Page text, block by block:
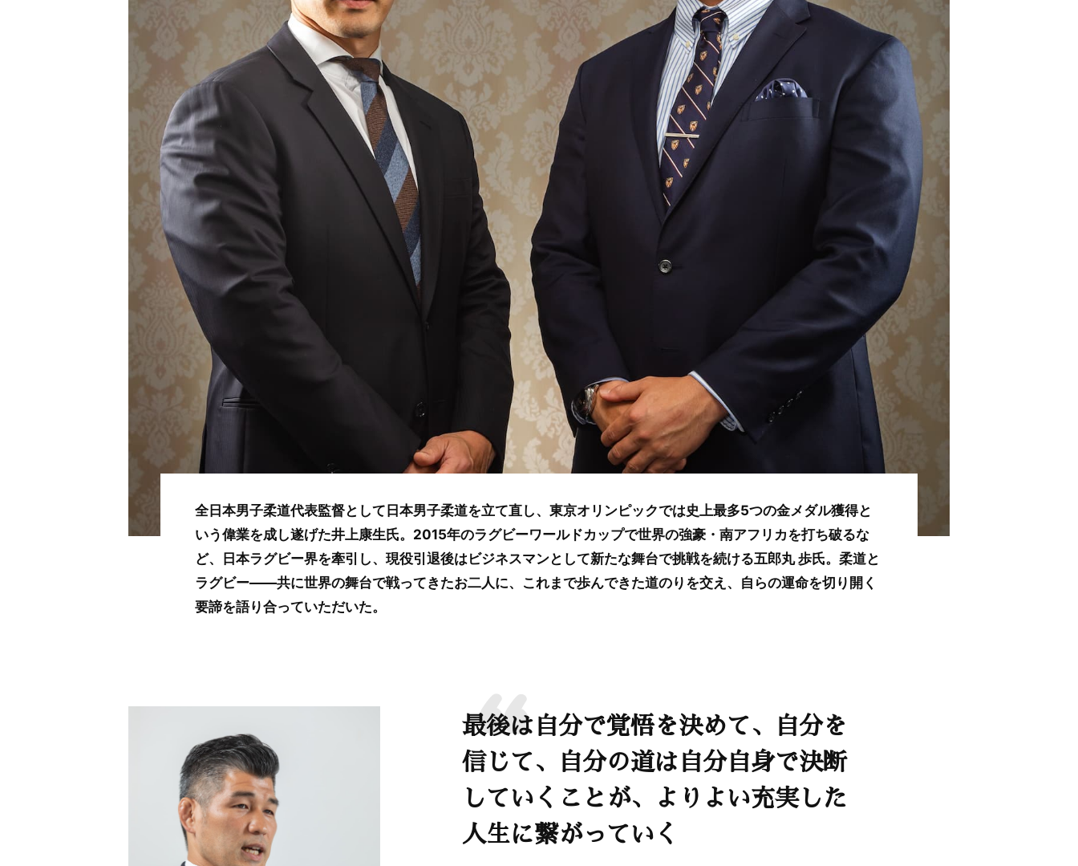
全日本男子柔道代表監督として日本男子柔道を立て直し、東京オリンピックでは史上最多5つの金メダル獲得と
いう偉業を成し遂げた井上康生氏。2015年のラグビーワールドカップで世界の強豪・南アフリカを打ち破るな
ど、日本ラグビー界を牽引し、現役引退後はビジネスマンとして新たな舞台で挑戦を続ける五郎丸 歩氏。柔道と
ラグビー――共に世界の舞台で戦ってきたお二人に、これまで歩んできた道のりを交え、自らの運命を切り開く
要諦を語り合っていただいた。
最後は自分で覚悟を決めて、自分を
信じて、自分の道は自分自身で決断
していくことが、よりよい充実した
人生に繋がっていく